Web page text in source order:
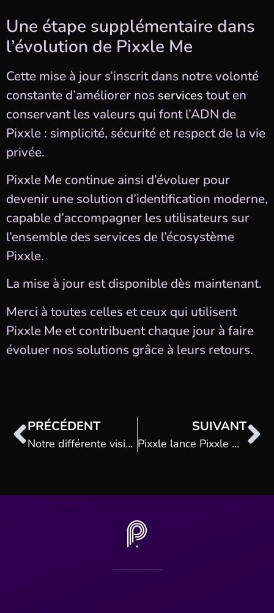
Une étape supplémentaire dans
l’évolution de Pixxle Me
Cette mise à jour s’inscrit dans notre volonté
constante d’améliorer nos services tout en
conservant les valeurs qui font l’ADN de
Pixxle : simplicité, sécurité et respect de la vie
privée.
Pixxle Me continue ainsi d’évoluer pour
devenir une solution d’identification moderne,
capable d’accompagner les utilisateurs sur
l’ensemble des services de l’écosystème
Pixxle.
La mise à jour est disponible dès maintenant.
Merci à toutes celles et ceux qui utilisent
Pixxle Me et contribuent chaque jour à faire
évoluer nos solutions grâce à leurs retours.
PRÉCÉDENT
Notre différente vision de l’IA
SUIVANT
Pixxle lance Pixxle Memories, une alternative européenne à Google Photos et Apple iCloud